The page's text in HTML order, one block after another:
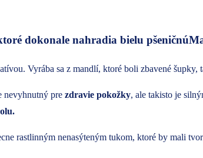
Vyrába sa z mandlí, ktoré boli zbavené
nevyhnutný pre zdravie pokožky, ale takisto je
rastlinným nenasýteným tukom, ktoré by mali